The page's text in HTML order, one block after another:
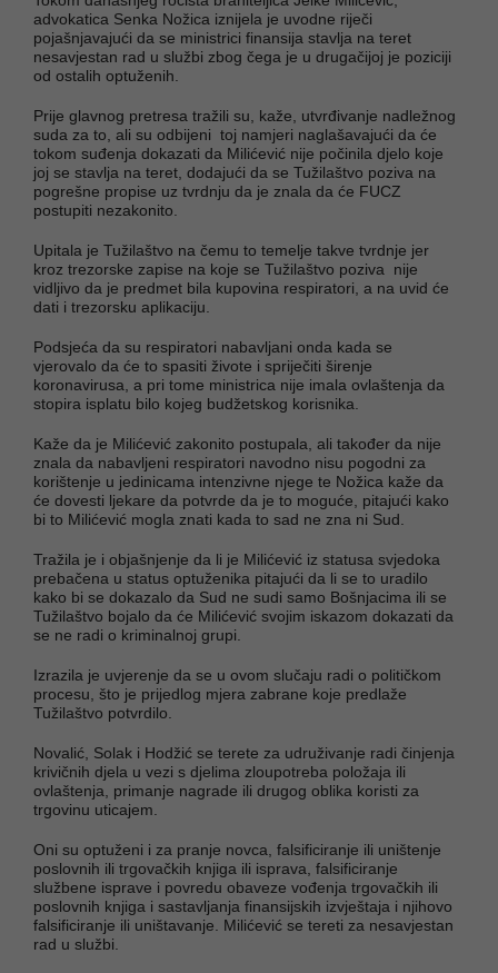
advokatica Senka Nožica iznijela je uvodne riječi
pojašnjavajući da se ministrici finansija stavlja na teret
nesavjestan rad u službi zbog čega je u drugačijoj je poziciji
od ostalih optuženih.
Prije glavnog pretresa tražili su, kaže, utvrđivanje nadležnog
suda za to, ali su odbijeni toj namjeri naglašavajući da će
tokom suđenja dokazati da Milićević nije počinila djelo koje
joj se stavlja na teret, dodajući da se Tužilaštvo poziva na
pogrešne propise uz tvrdnju da je znala da će FUCZ
postupiti nezakonito.
Upitala je Tužilaštvo na čemu to temelje takve tvrdnje jer
kroz trezorske zapise na koje se Tužilaštvo poziva nije
vidljivo da je predmet bila kupovina respiratori, a na uvid će
dati i trezorsku aplikaciju.
Podsjeća da su respiratori nabavljani onda kada se
vjerovalo da će to spasiti živote i spriječiti širenje
koronavirusa, a pri tome ministrica nije imala ovlaštenja da
stopira isplatu bilo kojeg budžetskog korisnika.
Kaže da je Milićević zakonito postupala, ali također da nije
znala da nabavljeni respiratori navodno nisu pogodni za
korištenje u jedinicama intenzivne njege te Nožica kaže da
će dovesti ljekare da potvrde da je to moguće, pitajući kako
bi to Milićević mogla znati kada to sad ne zna ni Sud.
Tražila je i objašnjenje da li je Milićević iz statusa svjedoka
prebačena u status optuženika pitajući da li se to uradilo
kako bi se dokazalo da Sud ne sudi samo Bošnjacima ili se
Tužilaštvo bojalo da će Milićević svojim iskazom dokazati da
se ne radi o kriminalnoj grupi.
Izrazila je uvjerenje da se u ovom slučaju radi o političkom
procesu, što je prijedlog mjera zabrane koje predlaže
Tužilaštvo potvrdilo.
Novalić, Solak i Hodžić se terete za udruživanje radi činjenja
krivičnih djela u vezi s djelima zloupotreba položaja ili
ovlaštenja, primanje nagrade ili drugog oblika koristi za
trgovinu uticajem.
Oni su optuženi i za pranje novca, falsificiranje ili uništenje
poslovnih ili trgovačkih knjiga ili isprava, falsificiranje
službene isprave i povredu obaveze vođenja trgovačkih ili
poslovnih knjiga i sastavljanja finansijskih izvještaja i njihovo
falsificiranje ili uništavanje. Milićević se tereti za nesavjestan
rad u službi.